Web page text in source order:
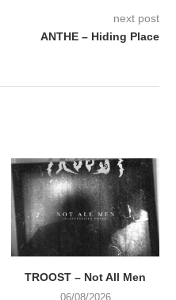
next post
ANTHE – Hiding Place
TROOST – Not All Men
06/08/2026